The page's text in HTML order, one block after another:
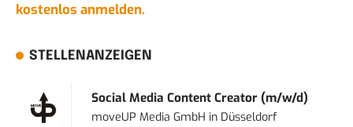
kostenlos anmelden.
STELLENANZEIGEN
Social Media Content Creator (m/w/d)
moveUP Media GmbH in Düsseldorf